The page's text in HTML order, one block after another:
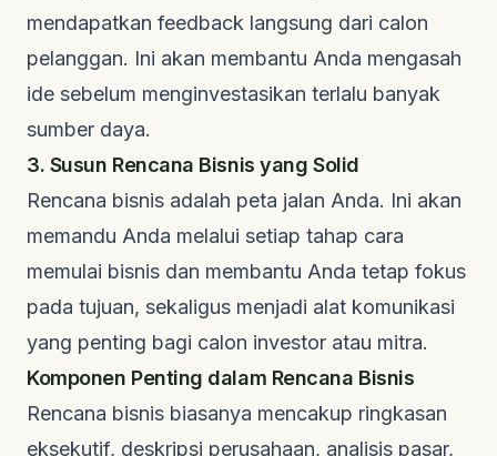
mendapatkan feedback langsung dari calon
pelanggan. Ini akan membantu Anda mengasah
ide sebelum menginvestasikan terlalu banyak
sumber daya.
3. Susun Rencana Bisnis yang Solid
Rencana bisnis adalah peta jalan Anda. Ini akan
memandu Anda melalui setiap tahap cara
memulai bisnis dan membantu Anda tetap fokus
pada tujuan, sekaligus menjadi alat komunikasi
yang penting bagi calon investor atau mitra.
Komponen Penting dalam Rencana Bisnis
Rencana bisnis biasanya mencakup ringkasan
eksekutif, deskripsi perusahaan, analisis pasar,